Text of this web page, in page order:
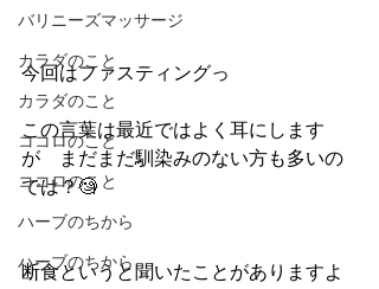
バリニーズマッサージ
カラダのこと
カラダのこと
ココロのこと
ココロのこと
ハーブのちから
ハーブのちから
今回はファスティングっ
この言葉は最近ではよく耳にします
が　まだまだ馴染みのない方も多いの
では？🧐
断食というと聞いたことがありますよ